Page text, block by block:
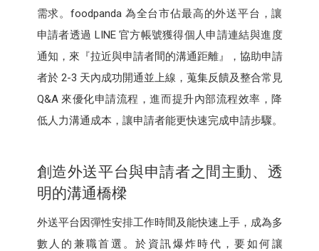
需求。foodpanda 為全台市佔最高的外送平台，讓
申請者透過 LINE 官方帳號獲得個人申請連結與進度
通知，來『拉近與申請者間的溝通距離』，協助申請
者於 2-3 天內成功開通並上線，蒐集反饋及整合常見
Q&A 來優化申請流程，進而提升內部流程效率，降
低人力溝通成本，讓申請者能更快速完成申請步驟。
創造外送平台與申請者之間主動、透
明的溝通橋樑
外送平台因彈性安排工作時間及能快速上手，成為多
數人的兼職首選。於資訊爆炸時代，要如何讓